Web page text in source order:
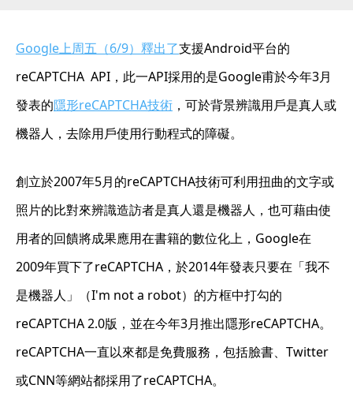
Google上周五（6/9）釋出了支援Android平台的
reCAPTCHA API，此一API採用的是Google甫於今年3月
發表的隱形reCAPTCHA技術 ，可於背景辨識用戶是真人或
機器人，去除用戶使用行動程式的障礙。
創立於2007年5月的reCAPTCHA技術可利用扭曲的文字或
照片的比對來辨識造訪者是真人還是機器人，也可藉由使
用者的回饋將成果應用在書籍的數位化上，Google在
2009年買下了reCAPTCHA，於2014年發表只要在「我不
是機器人」（I'm not a robot）的方框中打勾的
reCAPTCHA 2.0版，並在今年3月推出隱形reCAPTCHA。
reCAPTCHA一直以來都是免費服務，包括臉書、Twitter
或CNN等網站都採用了reCAPTCHA。